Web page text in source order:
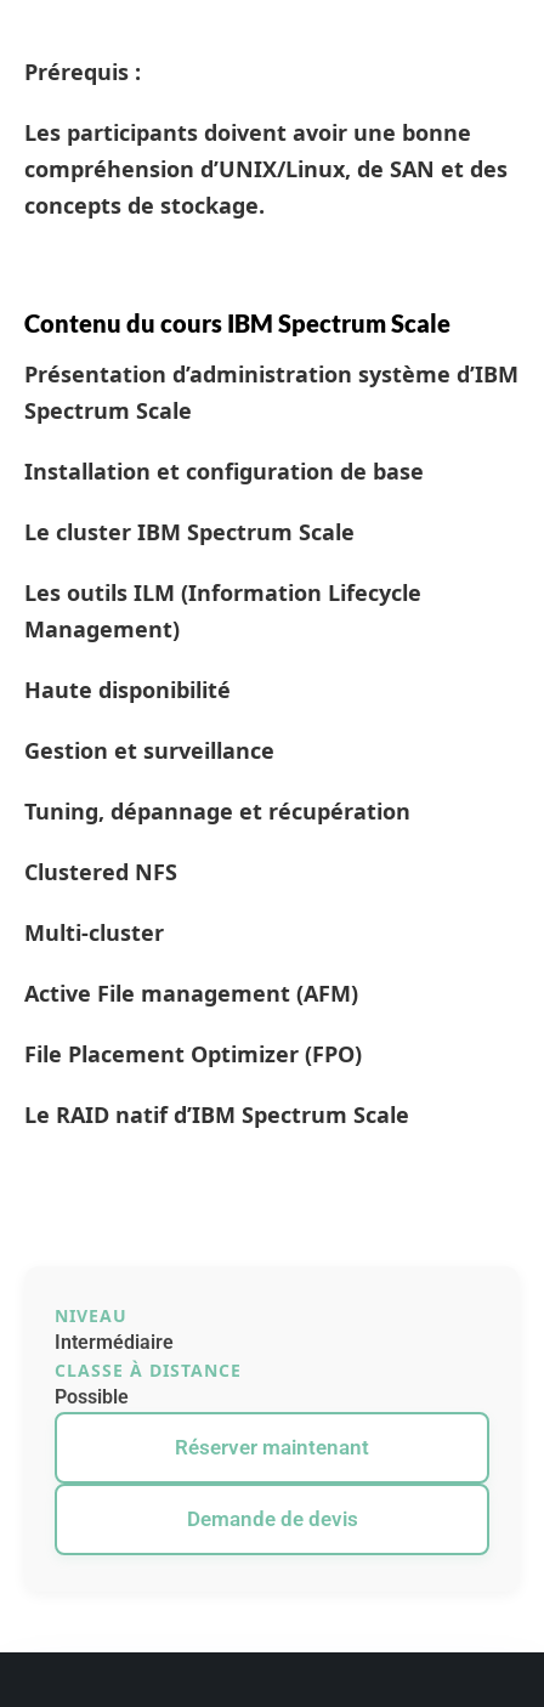
Prérequis :
Les participants doivent avoir une bonne
compréhension d’UNIX/Linux, de SAN et des
concepts de stockage.
Contenu du cours IBM Spectrum Scale
Présentation d’administration système d’IBM
Spectrum Scale
Installation et configuration de base
Le cluster IBM Spectrum Scale
Les outils ILM (Information Lifecycle
Management)
Haute disponibilité
Gestion et surveillance
Tuning, dépannage et récupération
Clustered NFS
Multi-cluster
Active File management (AFM)
File Placement Optimizer (FPO)
Le RAID natif d’IBM Spectrum Scale
NIVEAU
Intermédiaire
CLASSE À DISTANCE
Possible
Réserver maintenant
Demande de devis